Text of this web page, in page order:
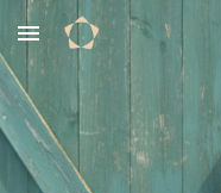
Skip to main content